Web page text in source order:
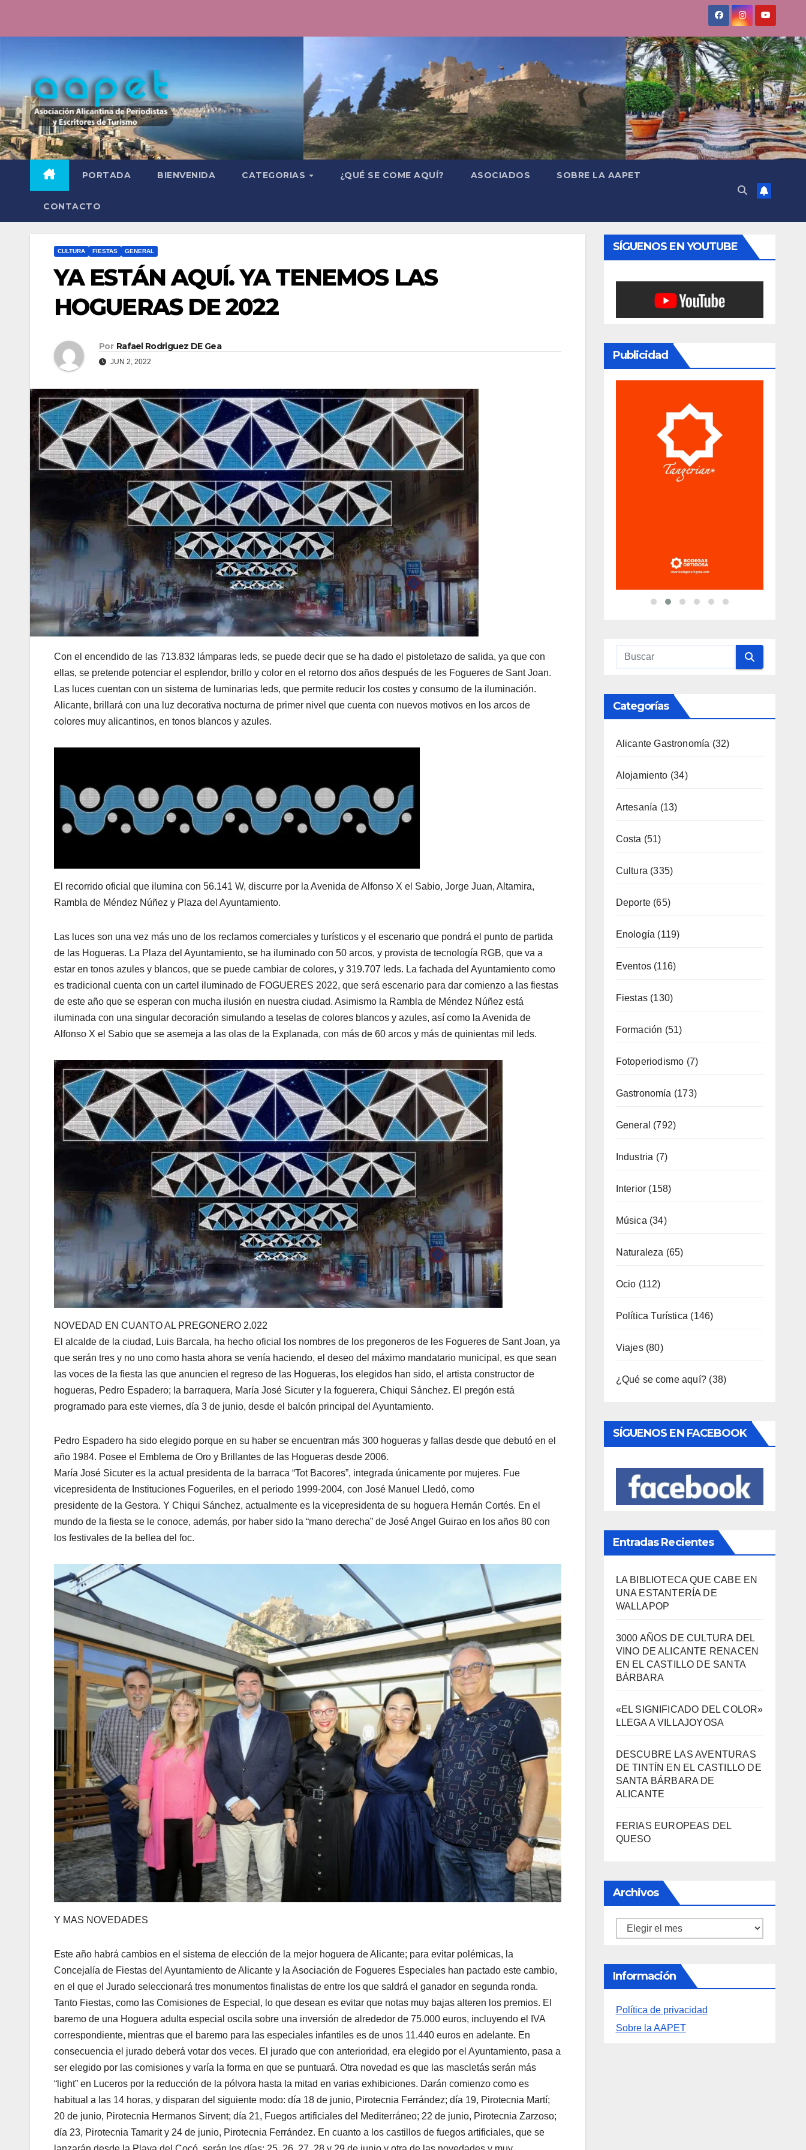
PORTADA BIENVENIDA CATEGORIAS ¿QUÉ SE COME AQUÍ? ASOCIADOS SOBRE LA AAPET
CONTACTO
CULTURA FIESTAS GENERAL
YA ESTÁN AQUÍ. YA TENEMOS LAS
HOGUERAS DE 2022
Por Rafael Rodriguez DE Gea
JUN 2, 2022
Con el encendido de las 713.832 lámparas leds, se puede decir que se ha dado el pistoletazo de salida, ya que con
ellas, se pretende potenciar el esplendor, brillo y color en el retorno dos años después de les Fogueres de Sant Joan.
Las luces cuentan con un sistema de luminarias leds, que permite reducir los costes y consumo de la iluminación.
Alicante, brillará con una luz decorativa nocturna de primer nivel que cuenta con nuevos motivos en los arcos de
colores muy alicantinos, en tonos blancos y azules.
El recorrido oficial que ilumina con 56.141 W, discurre por la Avenida de Alfonso X el Sabio, Jorge Juan, Altamira,
Rambla de Méndez Núñez y Plaza del Ayuntamiento.
Las luces son una vez más uno de los reclamos comerciales y turísticos y el escenario que pondrá el punto de partida
de las Hogueras. La Plaza del Ayuntamiento, se ha iluminado con 50 arcos, y provista de tecnología RGB, que va a
estar en tonos azules y blancos, que se puede cambiar de colores, y 319.707 leds. La fachada del Ayuntamiento como
es tradicional cuenta con un cartel iluminado de FOGUERES 2022, que será escenario para dar comienzo a las fiestas
de este año que se esperan con mucha ilusión en nuestra ciudad. Asimismo la Rambla de Méndez Núñez está
iluminada con una singular decoración simulando a teselas de colores blancos y azules, así como la Avenida de
Alfonso X el Sabio que se asemeja a las olas de la Explanada, con más de 60 arcos y más de quinientas mil leds.
NOVEDAD EN CUANTO AL PREGONERO 2.022
El alcalde de la ciudad, Luis Barcala, ha hecho oficial los nombres de los pregoneros de les Fogueres de Sant Joan, ya
que serán tres y no uno como hasta ahora se venía haciendo, el deseo del máximo mandatario municipal, es que sean
las voces de la fiesta las que anuncien el regreso de las Hogueras, los elegidos han sido, el artista constructor de
hogueras, Pedro Espadero; la barraquera, María José Sicuter y la foguerera, Chiqui Sánchez. El pregón está
programado para este viernes, día 3 de junio, desde el balcón principal del Ayuntamiento.
Pedro Espadero ha sido elegido porque en su haber se encuentran más 300 hogueras y fallas desde que debutó en el
año 1984. Posee el Emblema de Oro y Brillantes de las Hogueras desde 2006.
María José Sicuter es la actual presidenta de la barraca “Tot Bacores”, integrada únicamente por mujeres. Fue
vicepresidenta de Instituciones Fogueriles, en el periodo 1999-2004, con José Manuel Lledó, como
presidente de la Gestora. Y Chiqui Sánchez, actualmente es la vicepresidenta de su hoguera Hernán Cortés. En el
mundo de la fiesta se le conoce, además, por haber sido la “mano derecha” de José Angel Guirao en los años 80 con
los festivales de la bellea del foc.
Y MAS NOVEDADES
Este año habrá cambios en el sistema de elección de la mejor hoguera de Alicante; para evitar polémicas, la
Concejalía de Fiestas del Ayuntamiento de Alicante y la Asociación de Fogueres Especiales han pactado este cambio,
en el que el Jurado seleccionará tres monumentos finalistas de entre los que saldrá el ganador en segunda ronda.
Tanto Fiestas, como las Comisiones de Especial, lo que desean es evitar que notas muy bajas alteren los premios. El
baremo de una Hoguera adulta especial oscila sobre una inversión de alrededor de 75.000 euros, incluyendo el IVA
correspondiente, mientras que el baremo para las especiales infantiles es de unos 11.440 euros en adelante. En
consecuencia el jurado deberá votar dos veces. El jurado que con anterioridad, era elegido por el Ayuntamiento, pasa a
ser elegido por las comisiones y varía la forma en que se puntuará. Otra novedad es que las mascletás serán más
“light” en Luceros por la reducción de la pólvora hasta la mitad en varias exhibiciones. Darán comienzo como es
habitual a las 14 horas, y disparan del siguiente modo: día 18 de junio, Pirotecnia Ferrández; día 19, Pirotecnia Martí;
20 de junio, Pirotecnia Hermanos Sirvent; día 21, Fuegos artificiales del Mediterráneo; 22 de junio, Pirotecnia Zarzoso;
día 23, Pirotecnia Tamarit y 24 de junio, Pirotecnia Ferrández. En cuanto a los castillos de fuegos artificiales, que se
SÍGUENOS EN YOUTUBE
Publicidad
Alojamiento (34)
Artesanía(13)
Costa(51)
Cultura(335)
Deporte(65)
Enología(119)
Eventos (116)
Fiestas(130)
Formación(51)
Fotoperiodismo
Gastronomía(173)
General(792)
Industria(7)
Interior(158)
Música(34)
Naturaleza(65)
Ocio(112)
Política Turística
Viajes(80)
¿Qué se come aquí?(38)
SÍGUENOS EN FACEBOOK
Entradas Recientes
UNA ESTANTERÍA DE
WALLAPOP
3000 AÑOS DE CULTURA DEL
VINO DE ALICANTE RENACEN
EN EL CASTILLO DE SANTA
«EL SIGNIFICADO DEL COLOR»
LLEGA A VILLAJOYOSA
DE TINTÍN EN EL CASTILLO DE
SANTA BÁRBARA DE
FERIAS EUROPEAS DEL
QUESO
Archivos
Sobre la AAPET